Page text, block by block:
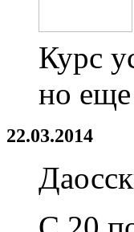
Курс
но
22.03.2014